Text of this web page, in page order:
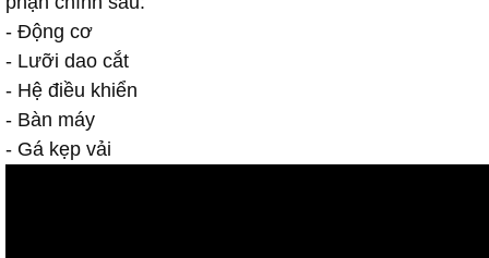
- Động cơ
- Lưỡi dao cắt
- Hệ điều khiển
- Bàn máy
- Gá kẹp vải